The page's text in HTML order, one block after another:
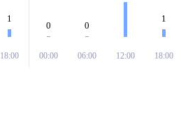
1
18:00
0
00:00
0
06:00 12:00
1
18:00